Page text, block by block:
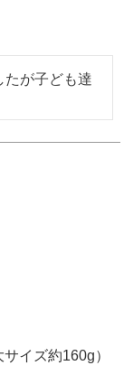
たが子ども達
イズ約160g）